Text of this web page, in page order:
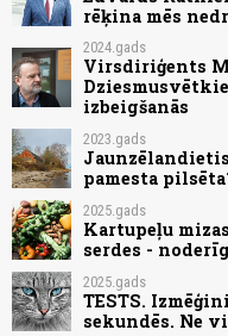
rēķina mēs
2024.gads
Virsdiriģents
izbeigšanās
2023.gads
pamesta
2025.gads
Kartupeļu
serdes -
2025.gads
TESTS.
sekundēs. Ne